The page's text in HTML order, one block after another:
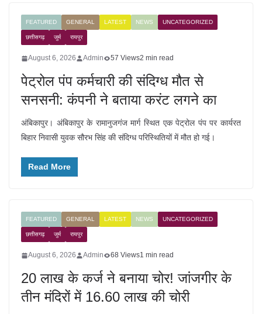
FEATURED GENERAL LATEST NEWS UNCATEGORIZED
छत्तीसगढ़ जुर्म रायपुर
August 6, 2026 Admin 57 Views2 min read
पेट्रोल पंप कर्मचारी की संदिग्ध मौत से
सनसनी: कंपनी ने बताया करंट लगने का
अंबिकापुर। अंबिकापुर के रामानुजगंज मार्ग स्थित एक पेट्रोल पंप पर कार्यरत
बिहार निवासी युवक सौरभ सिंह की संदिग्ध परिस्थितियों में मौत हो गई।
Read More
FEATURED GENERAL LATEST NEWS UNCATEGORIZED
छत्तीसगढ़ जुर्म रायपुर
August 6, 2026 Admin 68 Views1 min read
20 लाख के कर्ज ने बनाया चोर! जांजगीर के
तीन मंदिरों में 16.60 लाख की चोरी